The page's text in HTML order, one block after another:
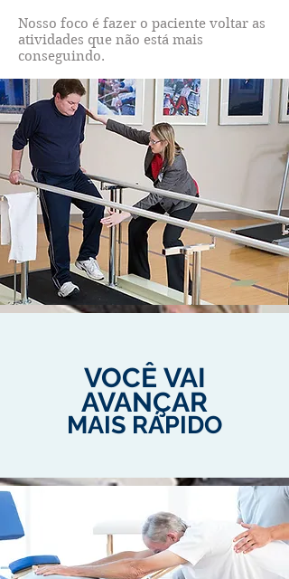
Nosso foco é fazer o paciente voltar as
atividades que não está mais
conseguindo.
VOCÊ VAI
AVANÇAR
MAIS RÁPIDO